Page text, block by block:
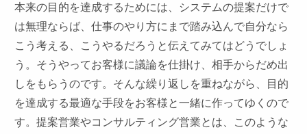
本来の目的を達成するためには、システムの提案だけで
は無理ならば、仕事のやり方にまで踏み込んで自分なら
こう考える、こうやるだろうと伝えてみてはどうでしょ
う。そうやってお客様に議論を仕掛け、相手からだめ出
しをもらうのです。そんな繰り返しを重ねながら、目的
を達成する最適な手段をお客様と一緒に作ってゆくので
す。提案営業やコンサルティング営業とは、このような